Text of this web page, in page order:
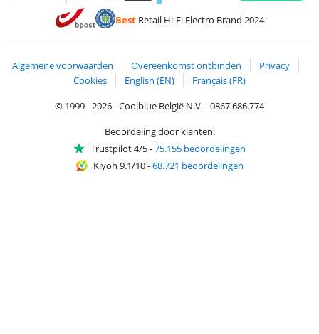
Betalen met Bancontact
Betalen met MasterCard en Visa via ClickToPay
Betalen met PayPal
BestRetail Hi-Fi Electro Brand 2024
Algemene voorwaarden Overeenkomst ontbinden
Privacy
Cookies
English (EN)
Français (FR)
© 1999 - 2026 - Coolblue België N.V. - 0867.686.774
Beoordeling door klanten:
Trustpilot 4/5-75.155 beoordelingen
Kiyoh 9.1/10-68.721 beoordelingen